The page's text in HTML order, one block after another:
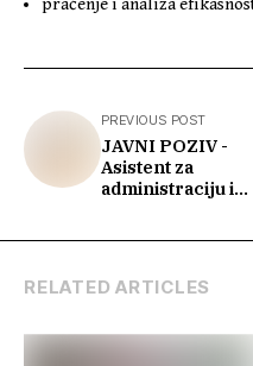
PREVIOUS POST
JAVNI POZIV -
Asistent za
administraciju i
RELATED ARTICLES